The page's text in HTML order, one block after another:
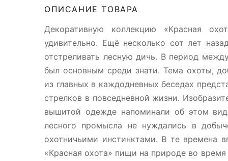
ОПИСАНИЕ ТОВАРА
Декоративную коллекцию «Красная
удивительно. Ещё несколько сот лет
отстреливать лесную дичь. В период
был основным среди знати. Тема охоты,
из главных в каждодневных беседах
стрелков в повседневной жизни.
вышитой одежде напоминали об этом
лесного промысла не нуждались в
охотничьими инстинктами. В те времена
«Красная охота» пищи на природе во